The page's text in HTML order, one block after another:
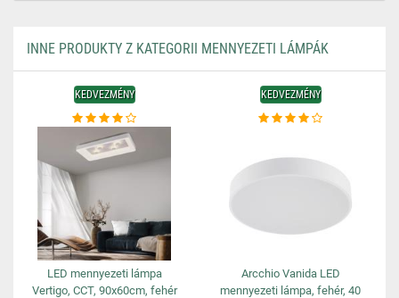
INNE PRODUKTY Z KATEGORII MENNYEZETI LÁMPÁK
KEDVEZMÉNY
LED mennyezeti lámpa
Vertigo, CCT, 90x60cm, fehér
KEDVEZMÉNY
Arcchio Vanida LED
mennyezeti lámpa, fehér, 40